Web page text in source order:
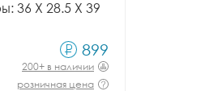
36 X 28.5 X 39
899
200+ в наличии
розничная цена